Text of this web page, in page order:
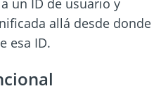
un ID de usuario y
allá desde donde
esa ID.